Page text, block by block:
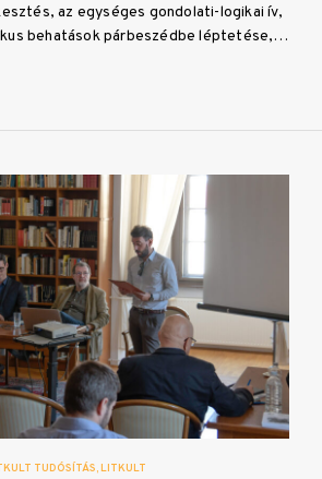
az egységes gondolati-logikai ív,
behatások párbeszédbe léptetése,…
TUDÓSÍTÁS LITKULT